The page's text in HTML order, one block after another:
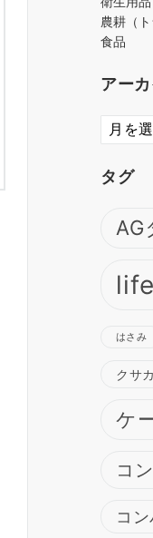
農耕（
食品
アー
ア
ー
イ
タグ
AG
はさみ
クサ
ケ
コ
コ